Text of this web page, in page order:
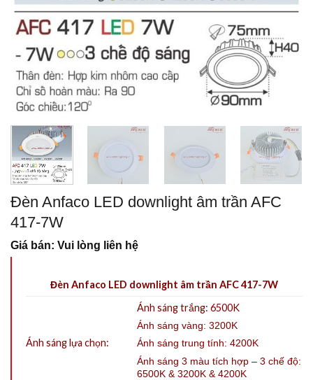
Đèn Anfaco LED downlight âm trần AFC
417-7W
Giá bán: Vui lòng liên hệ
Đèn Anfaco LED downlight âm trần AFC 417-7W
Ánh sáng lựa chọn:
Ánh sáng trắng: 6500K
Ánh sáng vàng: 3200K
Ánh sáng trung tính: 4200K
Ánh sáng 3 màu tích hợp – 3 chế độ:
6500K & 3200K & 4200K